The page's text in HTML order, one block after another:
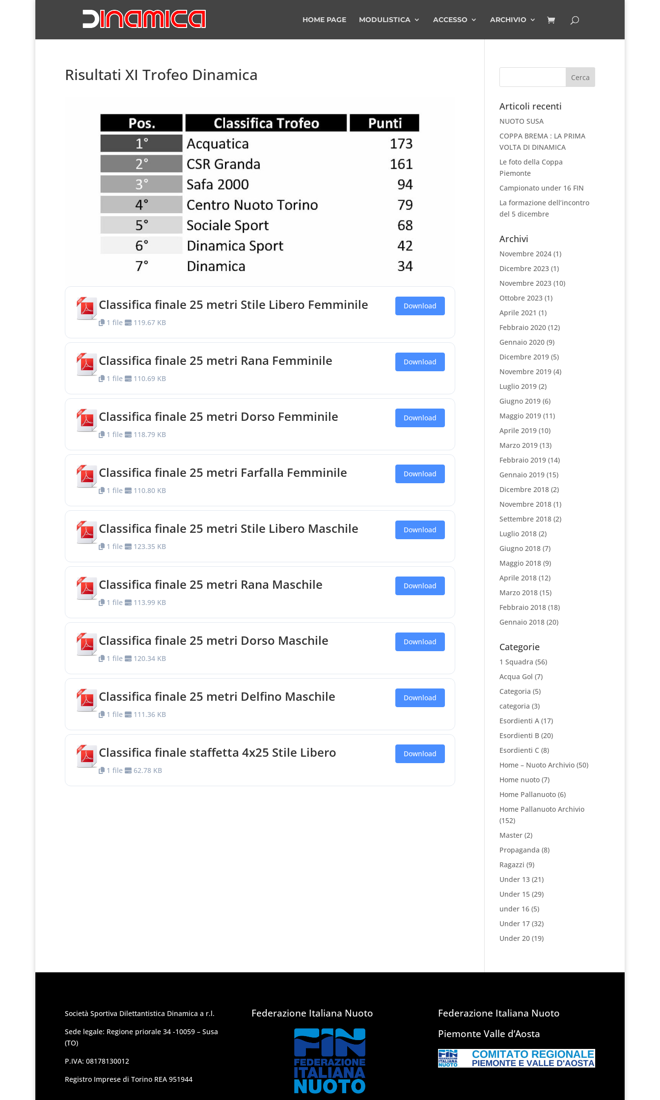
HOME PAGE MODULISTICA ACCESSO ARCHIVIO
Risultati XI Trofeo Dinamica
Classifica finale 25 metri Stile Libero Femminile
1 file 119.67 KB
Download
Classifica finale 25 metri Rana Femminile
1 file 110.69 KB
Download
Classifica finale 25 metri Dorso Femminile
1 file 118.79 KB
Download
Classifica finale 25 metri Farfalla Femminile
1 file 110.80 KB
Download
Classifica finale 25 metri Stile Libero Maschile
1 file 123.35 KB
Download
Classifica finale 25 metri Rana Maschile
1 file 113.99 KB
Download
Classifica finale 25 metri Dorso Maschile
1 file 120.34 KB
Download
Classifica finale 25 metri Delfino Maschile
1 file 111.36 KB
Download
Classifica finale staffetta 4x25 Stile Libero
1 file 62.78 KB
Download
Articoli recenti
NUOTO SUSA
COPPA BREMA : LA PRIMA
VOLTA DI DINAMICA
Le foto della Coppa
Piemonte
Campionato under 16 FIN
La formazione dell’incontro
del 5 dicembre
Archivi
Novembre 2024(1)
Dicembre 2023(1)
Novembre 2023(10)
Ottobre 2023(1)
Aprile 2021 (1)
Febbraio 2020(12)
Gennaio 2020(9)
Dicembre 2019(5)
Novembre 2019(4)
Luglio 2019(2)
Giugno 2019(6)
Maggio 2019(11)
Aprile 2019(10)
Marzo 2019(13)
Febbraio 2019(14)
Gennaio 2019(15)
Dicembre 2018(2)
Novembre 2018(1)
Settembre 2018(2)
Luglio 2018(2)
Giugno 2018(7)
Maggio 2018(9)
Aprile 2018(12)
Marzo 2018(15)
Febbraio 2018(18)
Gennaio 2018(20)
Categorie
1 Squadra (56)
Acqua Gol (7)
Categoria (5)
categoria (3)
Esordienti A(17)
Esordienti B(20)
Esordienti C (8)
Home – Nuoto Archivio(50)
Home nuoto(7)
Home Pallanuoto(6)
Home Pallanuoto Archivio
(152)
Master(2)
Propaganda (8)
Ragazzi (9)
Under 13(21)
Under 15(29)
under 16(5)
Under 17(32)
Under 20(19)
Società Sportiva Dilettantistica Dinamica a r.l.
Sede legale: Regione priorale 34 -10059 – Susa
(TO)
P.IVA: 08178130012
Registro Imprese di Torino REA 951944
Federazione Italiana Nuoto
Federazione Italiana Nuoto
Piemonte Valle d’Aosta